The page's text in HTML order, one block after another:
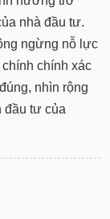
nhà đầu tư.
ngừng nỗ lực
chính xác
nhìn rộng
đầu tư của